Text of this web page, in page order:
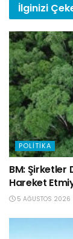
İlginizi
POLITIKA
BM: Şirketler
Hareket
5 AĞUSTOS 2026